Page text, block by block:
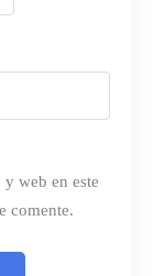
web en este
comente.